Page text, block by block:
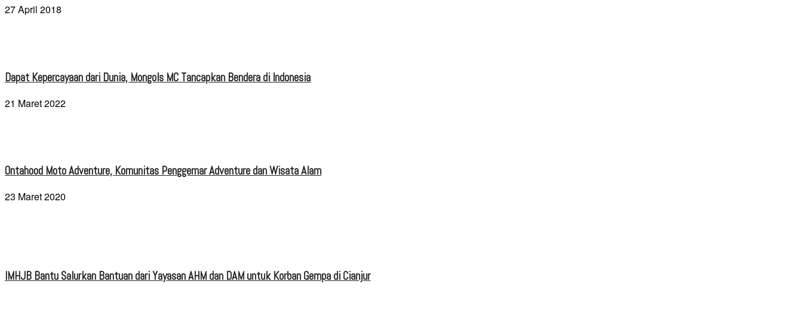
27 April 2018
Dapat Kepercayaan dari Dunia, Mongols MC Tancapkan Bendera di Indonesia
21 Maret 2022
Ontahood Moto Adventure, Komunitas Penggemar Adventure dan Wisata Alam
23 Maret 2020
IMHJB Bantu Salurkan Bantuan dari Yayasan AHM dan DAM untuk Korban Gempa di Cianjur